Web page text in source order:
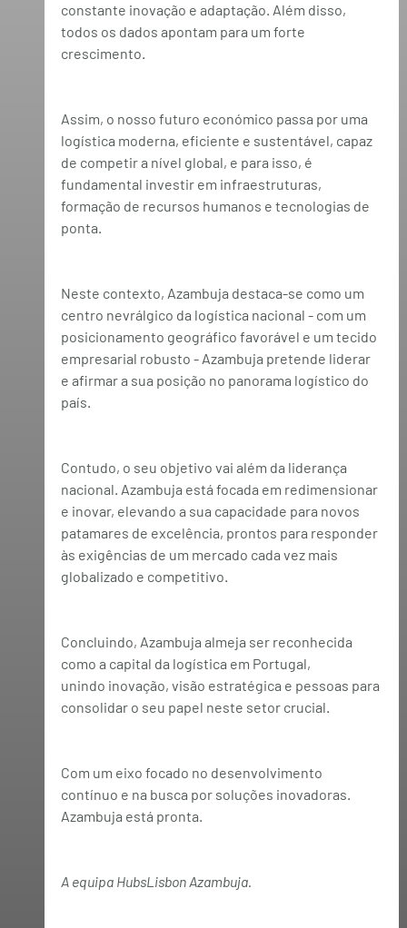
constante inovação e adaptação. Além disso,
todos os dados apontam para um forte
crescimento.
Assim, o nosso futuro económico passa por uma
logística moderna, eficiente e sustentável, capaz
de competir a nível global, e para isso, é
fundamental investir em infraestruturas,
formação de recursos humanos e tecnologias de
ponta.
Neste contexto, Azambuja destaca-se como um
centro nevrálgico da logística nacional - com um
posicionamento geográfico favorável e um tecido
empresarial robusto - Azambuja pretende liderar
e afirmar a sua posição no panorama logístico do
país.
Contudo, o seu objetivo vai além da liderança
nacional. Azambuja está focada em redimensionar
e inovar, elevando a sua capacidade para novos
patamares de excelência, prontos para responder
às exigências de um mercado cada vez mais
globalizado e competitivo.
Concluindo, Azambuja almeja ser reconhecida
como a capital da logística em Portugal,
unindo inovação, visão estratégica e pessoas para
consolidar o seu papel neste setor crucial.
Com um eixo focado no desenvolvimento
contínuo e na busca por soluções inovadoras.
Azambuja está pronta.
A equipa HubsLisbon Azambuja.